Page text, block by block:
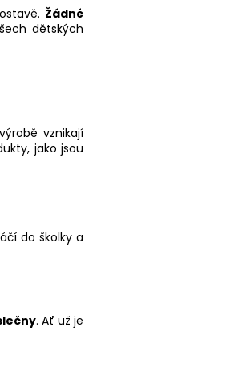
Žádné
dětských
vznikají
jako jsou
do školky a
. Ať už je